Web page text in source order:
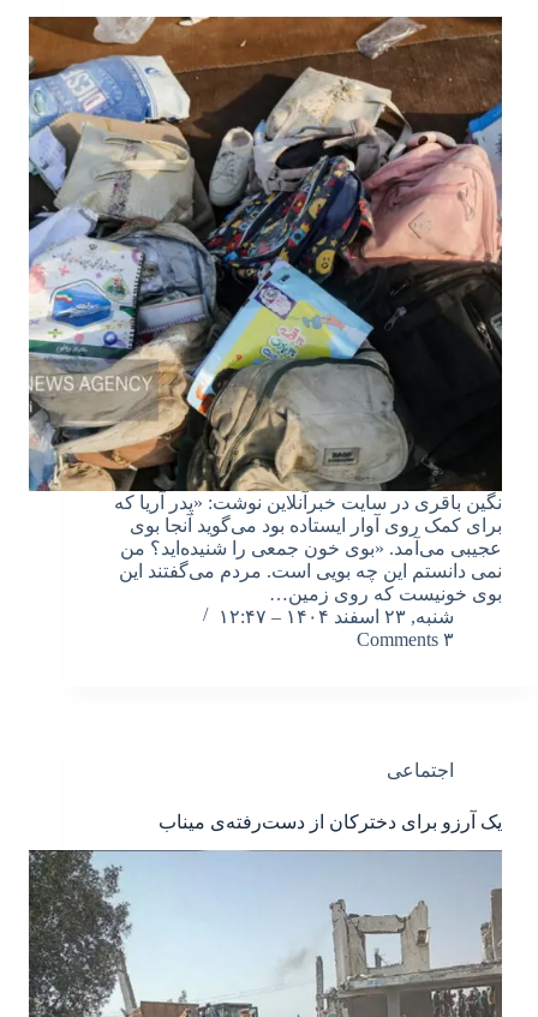
نگین باقری در سایت خبرآنلاین نوشت: «پدر آریا که
برای کمک روی آوار ایستاده بود می‌گوید آنجا بوی
عجیبی می‌آمد. «بوی خون جمعی را شنیده‌اید؟ من
نمی دانستم این چه بویی است. مردم می‌گفتند این
بوی خونیست که روی زمین…
شنبه, ۲۳ اسفند ۱۴۰۴ – ۱۲:۴۷
۳ Comments
اجتماعی
یک آرزو برای دخترکان از دست‌رفته‌ی میناب